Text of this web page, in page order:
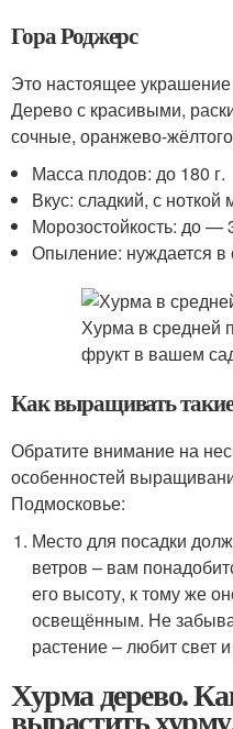
Гора Роджерс
Это настоящее украшение
Дерево с красивыми,
сочные, оранжево-
Масса плодов: до 180 г.
Вкус: сладкий, с
Морозостойкость: до —
Опыление: нуждается в
Как выращивать
Обратите внимание на
особенностей
Подмосковье:
Место для посадки
ветров – вам
его высоту, к тому же
освещённым. Не
растение – любит свет
Хурма дерево.